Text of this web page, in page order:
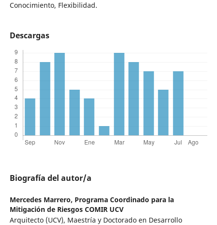
Conocimiento, Flexibilidad.
Descargas
Biografía del autor/a
Mercedes Marrero, Programa Coordinado para la
Mitigación de Riesgos COMIR UCV
Arquitecto (UCV), Maestría y Doctorado en Desarrollo